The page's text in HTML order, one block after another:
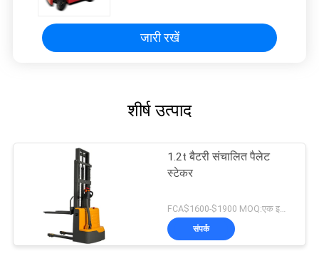
जारी रखें
शीर्ष उत्पाद
1.2t बैटरी संचालित पैलेट
स्टेकर
FCA$1600-$1900 MOQ:एक इकाई
संपर्क